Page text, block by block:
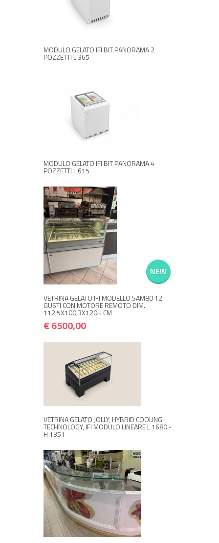
MODULO GELATO IFI BIT PANORAMA 2
POZZETTI L 365
RICHIEDI INFORMAZIONI
MODULO GELATO IFI BIT PANORAMA 4
POZZETTI L 615
RICHIEDI INFORMAZIONI
VETRINA GELATO IFI MODELLO SAM80 12
GUSTI CON MOTORE REMOTO DIM.
112,5X100,3X120H CM
€ 6500,00
+ ACQUISTA
VETRINA GELATO JOLLY, HYBRID COOLING
TECHNOLOGY, IFI MODULO LINEARE L 1680 -
H 1351
RICHIEDI INFORMAZIONI
+ ACQUISTA